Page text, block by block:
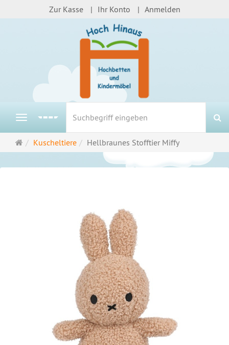
Zur Kasse Ihr Konto Anmelden
Navigation
Startseite
Kuscheltiere Hellbraunes Stofftier Miffy